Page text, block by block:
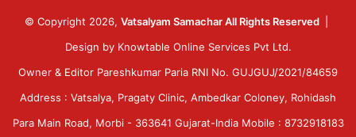
© Copyright 2026, Vatsalyam Samachar All Rights Reserved
Design by Knowtable Online Services Pvt Ltd.
Owner & Editor Pareshkumar Paria RNI No. GUJGUJ/2021/84659
Address : Vatsalya, Pragaty Clinic, Ambedkar Coloney, Rohidash
Para Main Road, Morbi - 363641 Gujarat-India Mobile : 8732918183